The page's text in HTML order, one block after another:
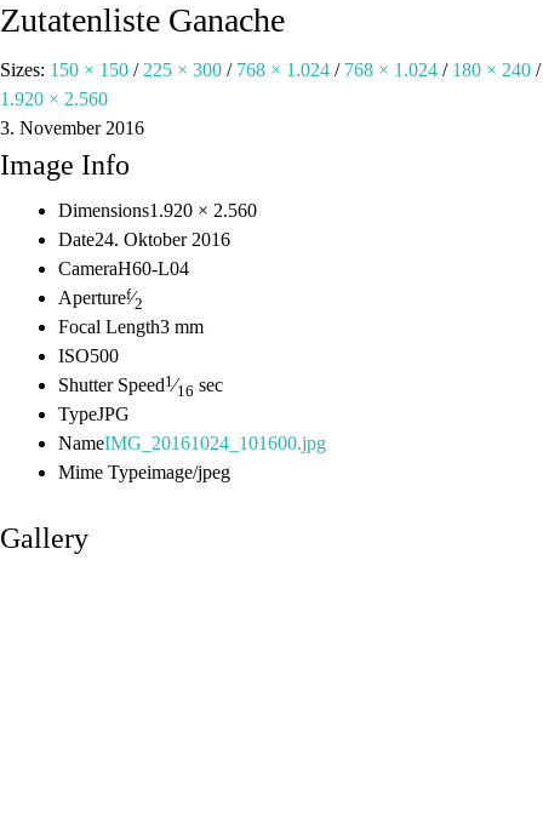
Zutatenliste Ganache
Sizes: 150 × 150 / 225 × 300 / 768 × 1.024 / 768 × 1.024 / 180 × 240 /
1.920 × 2.560
3. November 2016
Image Info
Dimensions1.920 × 2.560
Date24. Oktober 2016
CameraH60-L04
Aperturef⁄2
Focal Length3 mm
ISO500
Shutter Speed1⁄16 sec
TypeJPG
NameIMG_20161024_101600.jpg
Mime Typeimage/jpeg
Gallery